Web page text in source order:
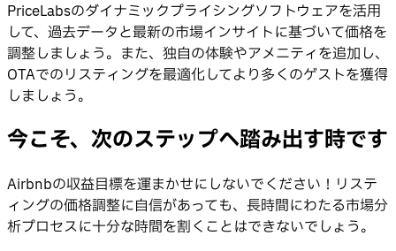
PriceLabsのダイナミックプライシングソフトウェアを活用
して、過去データと最新の市場インサイトに基づいて価格を
調整しましょう。また、独自の体験やアメニティを追加し、
OTAでのリスティングを最適化してより多くのゲストを獲得
しましょう。
今こそ、次のステップへ踏み出す時です
Airbnbの収益目標を運まかせにしないでください！リステ
ィングの価格調整に自信があっても、長時間にわたる市場分
析プロセスに十分な時間を割くことはできないでしょう。